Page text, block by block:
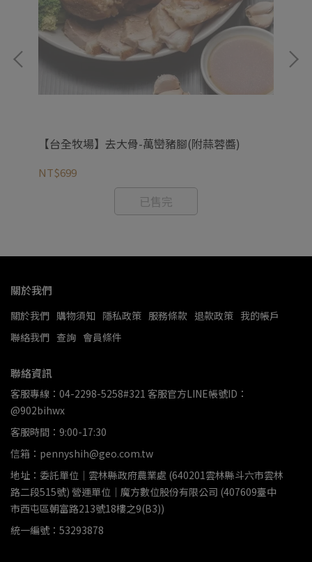
【台全牧場】去大骨-萬巒豬腳(附蒜蓉醬)
NT$699
已售完
關於我們
關於我們 購物須知 隱私政策 服務條款 退款政策 我的帳戶
聯絡我們 查詢 會員條件
聯絡資訊
客服專線：04-2298-5258#321 客服官方LINE帳號ID：
@902bihwx
客服時間：9:00-17:30
信箱：pennyshih@geo.com.tw
地址：委託單位｜雲林縣政府農業處 (640201雲林縣斗六市雲林
路二段515號) 營運單位｜魔方數位股份有限公司 (407609臺中
市西屯區朝富路213號18樓之9(B3))
統一編號：53293878